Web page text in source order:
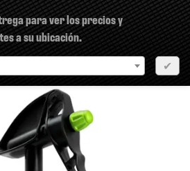
para ver los precios y
a su ubicación.
✔
siguiente